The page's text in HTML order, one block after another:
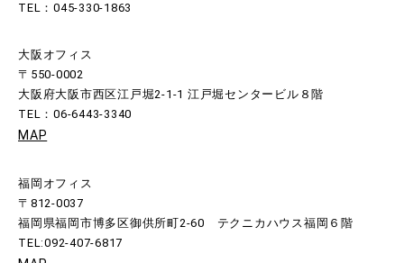
TEL：045-330-1863
大阪オフィス
〒550-0002
大阪府大阪市西区江戸堀2-1-1 江戸堀センタービル８階
TEL：06-6443-3340
MAP
福岡オフィス
〒812-0037
福岡県福岡市博多区御供所町2-60 テクニカハウス福岡６階
TEL:092-407-6817